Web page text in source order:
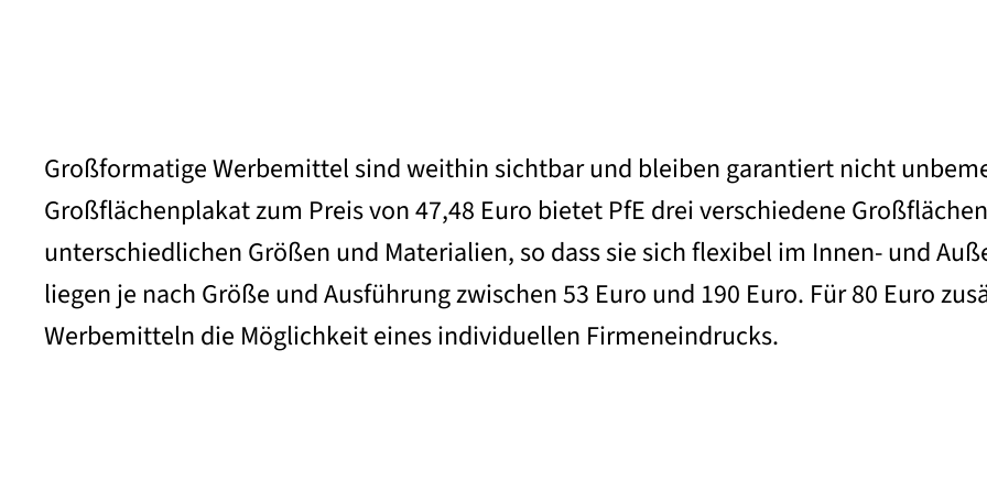
Großformatige Werbemittel sind weithin sichtbar und bleiben garantiert nicht
Großflächenplakat zum Preis von 47,48 Euro bietet PfE drei verschiedene
unterschiedlichen Größen und Materialien, so dass sie sich flexibel im Innen- und
liegen je nach Größe und Ausführung zwischen 53 Euro und 190 Euro. Für 80 Euro
Werbemitteln die Möglichkeit eines individuellen Firmeneindrucks.